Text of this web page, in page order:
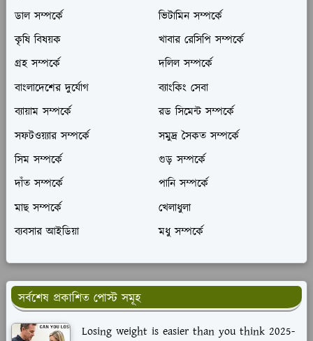
ডাল সম্পর্কে
ভিটামিন সম্পর্কে
কৃষি বিষয়ক
খাবার রেসিপি সম্পর্কে
গ্রহ সম্পর্কে
দলিল সম্পর্কে
বাংলাদেশের দুর্যোগ
ব্যাংকিং সেবা
ব্যায়াম সম্পর্কে
রড সিমেন্ট সম্পর্কে
সফটওয়্যার সম্পর্কে
সমুদ্র সৈকত সম্পর্কে
সিম সম্পর্কে
গুড় সম্পর্কে
দাঁত সম্পর্কে
পানি সম্পর্কে
মাছ সম্পর্কে
খেলাধুলা
ব্যবসার আইডিয়া
মধু সম্পর্কে
সর্বশেষ প্রকাশিত পোস্ট সমূহ
Losing weight is easier than you think 2025-